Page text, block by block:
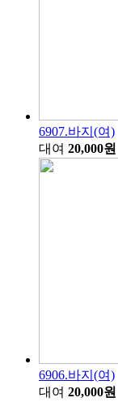
6907.바지(여)
대여 20,000원
6906.바지(여)
대여 20,000원